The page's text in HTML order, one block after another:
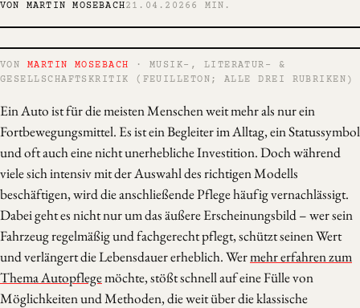
VON MARTIN MOSEBACH21.04.2026 6 MIN.
VON MARTIN MOSEBACH
· MUSIK-, LITERATUR- &
GESELLSCHAFTSKRITIK (FEUILLETON; ALLE DREI RUBRIKEN)
Ein Auto ist für die meisten Menschen weit mehr als nur ein
Fortbewegungsmittel. Es ist ein Begleiter im Alltag, ein Statussymbol
und oft auch eine nicht unerhebliche Investition. Doch während
viele sich intensiv mit der Auswahl des richtigen Modells
beschäftigen, wird die anschließende Pflege häufig vernachlässigt.
Dabei geht es nicht nur um das äußere Erscheinungsbild – wer sein
Fahrzeug regelmäßig und fachgerecht pflegt, schützt seinen Wert
und verlängert die Lebensdauer erheblich. Wermehr erfahren zum
Thema Autopflegemöchte, stößt schnell auf eine Fülle von
Möglichkeiten und Methoden, die weit über die klassische